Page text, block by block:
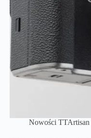
Nowości TTArtisan